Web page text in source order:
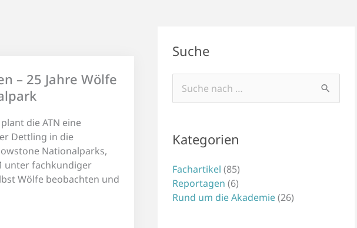
– 25 Jahre Wölfe
die ATN eine
Dettling in die
Nationalparks,
unter fachkundiger
Wölfe beobachten und
Suche
Suchen
nach:
Kategorien
Fachartikel (85)
Reportagen (6)
Rund um die Akademie(26)